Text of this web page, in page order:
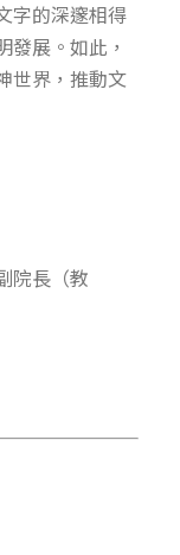
字的深邃相得
展。如此，
世界，推動文
院長（教